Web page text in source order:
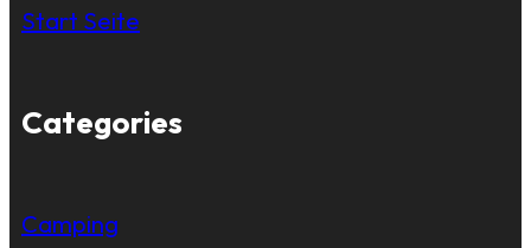
Start Seite
Categories
Camping